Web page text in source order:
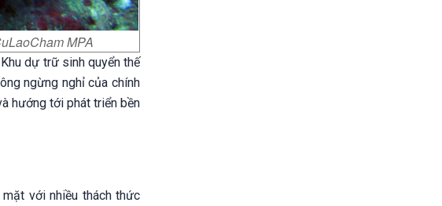
MPA
dự trữ sinh quyển thế
ngừng nghỉ của chính
hướng tới phát triển bền
với nhiều thách thức